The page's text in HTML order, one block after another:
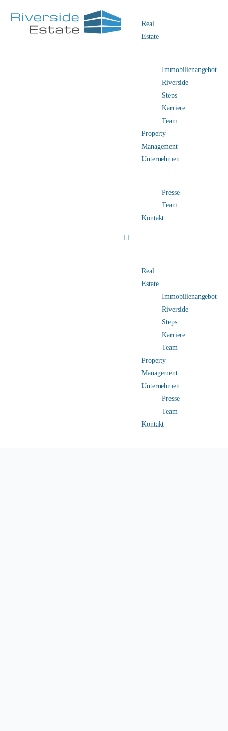
Real
Estate
Immobilienangebot
Riverside
Steps
Karriere
Team
Property
Management
Unternehmen
Presse
Team
Kontakt
Real
Estate
Immobilienangebot
Riverside
Steps
Karriere
Team
Property
Management
Unternehmen
Presse
Team
Kontakt